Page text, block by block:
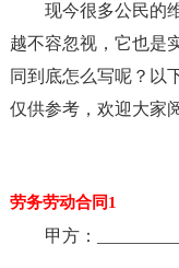
现今很多公民的
越不容忽视，它也是
同到底怎么写呢？以
仅供参考，欢迎大家
劳务劳动合同1
甲方：